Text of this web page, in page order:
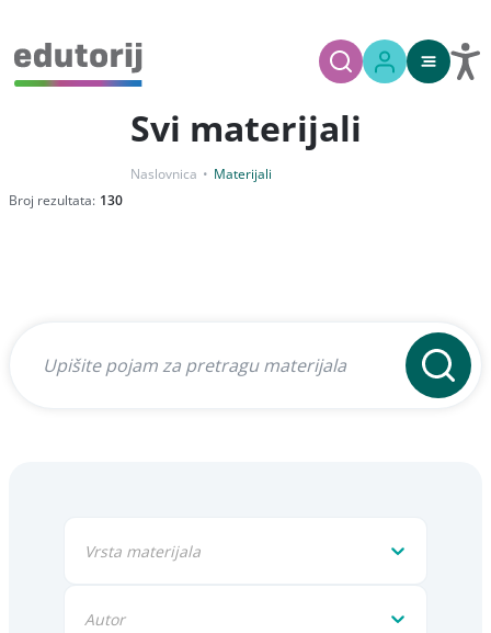
Svi materijali
Naslovnica
Materijali
Broj rezultata: 130
Vrsta materijala
Autor